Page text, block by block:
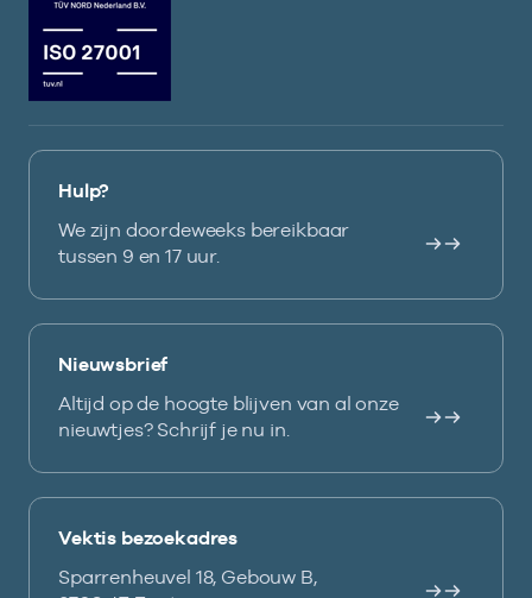
Hulp?
We zijn doordeweeks bereikbaar
tussen 9 en 17 uur.
Nieuwsbrief
Altijd op de hoogte blijven van al onze
nieuwtjes? Schrijf je nu in.
Vektis bezoekadres
Sparrenheuvel 18, Gebouw B,